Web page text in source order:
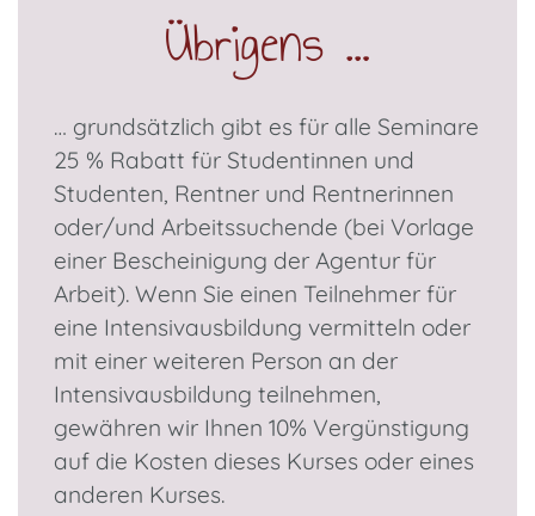
Übrigens …
… grundsätzlich gibt es für alle Seminare
25 % Rabatt für Studentinnen und
Studenten, Rentner und Rentnerinnen
oder/und Arbeitssuchende (bei Vorlage
einer Bescheinigung der Agentur für
Arbeit). Wenn Sie einen Teilnehmer für
eine Intensivausbildung vermitteln oder
mit einer weiteren Person an der
Intensivausbildung teilnehmen,
gewähren wir Ihnen 10% Vergünstigung
auf die Kosten dieses Kurses oder eines
anderen Kurses.